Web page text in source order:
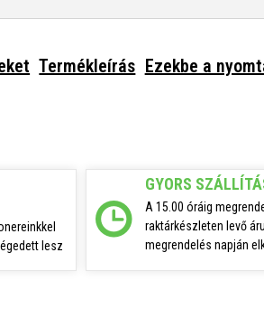
Termékleírás Ezekbe a
lesz
GYORS
A 15.00 óráig
raktárkészleten levő
megrendelés napján